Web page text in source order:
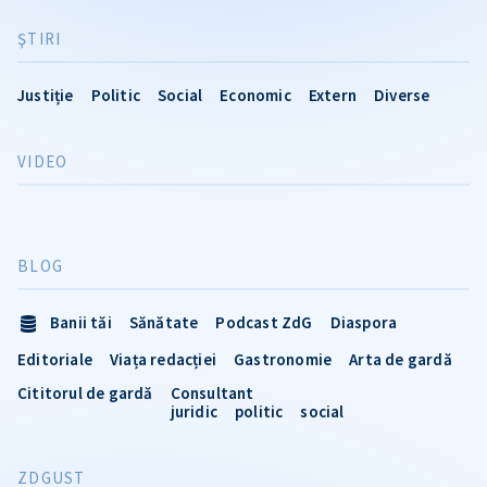
ŞTIRI
Justiție Politic Social Economic Extern Diverse
VIDEO
BLOG
Banii tăi Sănătate Podcast ZdG
Diaspora
Editoriale
Viața redacției Gastronomie
Arta de gardă
Cititorul de gardă
Consultant
juridic
politic social
ZDGUST